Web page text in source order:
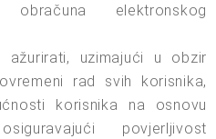
elektronskog
uzimajući u obzir
rad svih korisnika,
korisnika na osnovu
povjerljivost